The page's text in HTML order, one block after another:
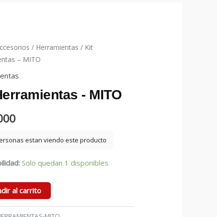
/ Herramientas / Kit
– MITO
- MITO
estan viendo este producto
Solo quedan 1 disponibles
al carrito